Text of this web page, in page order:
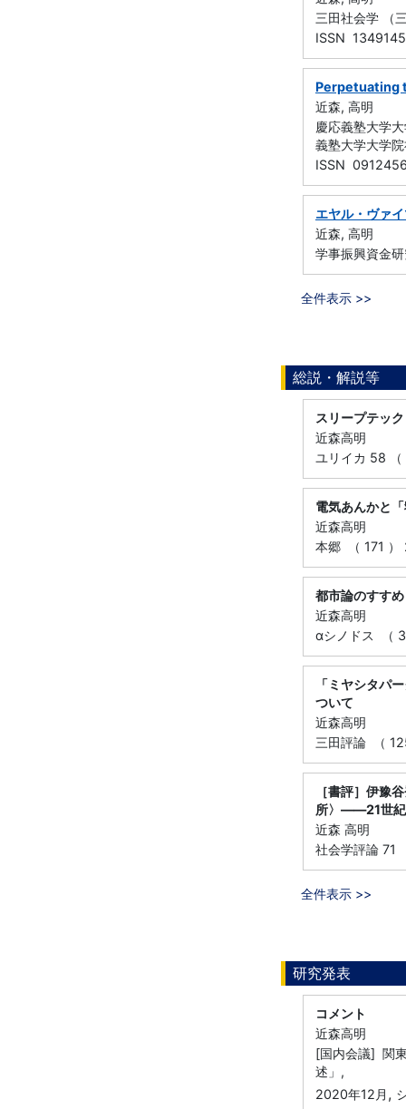
三田社会学 （
ISSN
Perpetuating
近森, 高明
慶応義塾大学
義塾大学大学
ISSN
エヤル・ヴァ
近森, 高明
学事振興資金
全件表示 >>
総説・解説等
スリープテッ
近森高明
ユリイカ 58
電気あんかと
近森高明
本郷 （ 171
都市論のすすめ
近森高明
αシノドス （
「ミヤシタパ
ついて
近森高明
三田評論 （
［書評］伊豫
所〉――21世紀
近森 高明
社会学評論 71
全件表示 >>
研究発表
コメント
近森高明
[国内会議] 関
述」,
2020年12月 ,